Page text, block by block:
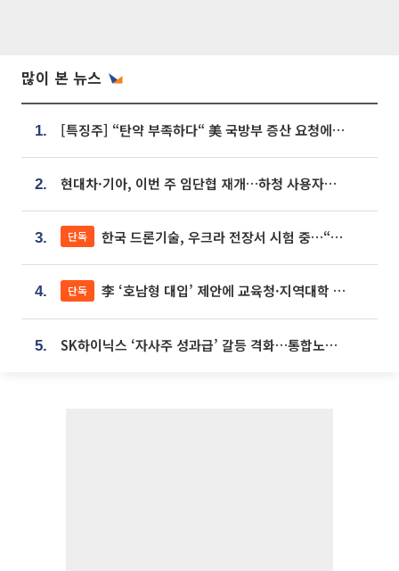
많이 본 뉴스
1. [특징주] “탄약 부족하다“ 美 국방부 증산 요청에⋯국내 방산주 급등세
2. 현대차·기아, 이번 주 임단협 재개…하청 사용자성 재심도 ‘변수’
3. 단독 한국 드론기술, 우크라 전장서 시험 중…“스타트업 여러 곳 참여”
4. 단독 李 ‘호남형 대입’ 제안에 교육청·지역대학 서·논술형 입시 연계 '착수'
5. SK하이닉스 ‘자사주 성과급’ 갈등 격화…통합노조 출범 움직임